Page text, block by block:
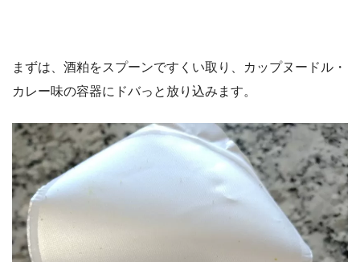
まずは、酒粕をスプーンですくい取り、カップヌードル・
カレー味の容器にドバっと放り込みます。